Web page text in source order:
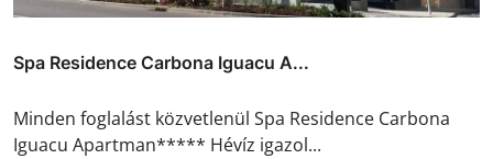
Spa Residence Carbona Iguacu A...
Minden foglalást közvetlenül Spa Residence Carbona
Iguacu Apartman***** Hévíz igazol...